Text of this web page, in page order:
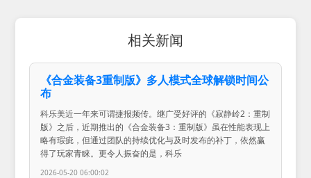
相关新闻
《合金装备3重制版》多人模式全球解锁时间公
布
科乐美近一年来可谓捷报频传。继广受好评的《寂静岭2：重制
版》之后，近期推出的《合金装备3：重制版》虽在性能表现上
略有瑕疵，但通过团队的持续优化与及时发布的补丁，依然赢
得了玩家青睐。更令人振奋的是，科乐
2026-05-20 06:00:02